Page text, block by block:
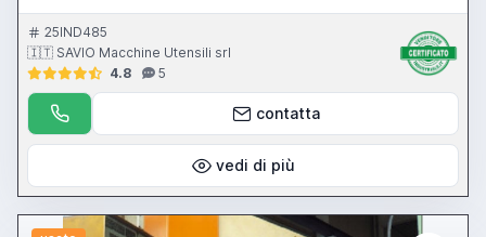
25IND485
🇮🇹 SAVIO Macchine Utensili srl
4.8
5
contatta
vedi di più